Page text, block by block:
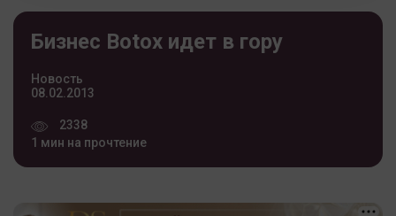
Бизнес Botox идет в гору
Новость
08.02.2013
2338
1 мин на прочтение